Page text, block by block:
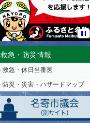
停
再
救急・防災情報
救急・休日当番医
防災・災害・ハザードマップ